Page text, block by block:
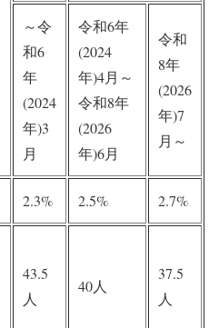
～令
和6
年
(2024
年)3
月
令和6年
(2024
年)4月～
令和8年
(2026
年)6月
令和
8年
(2026
年)7
月～
2.3% 2.5% 2.7%
43.5
人
40人
37.5
人